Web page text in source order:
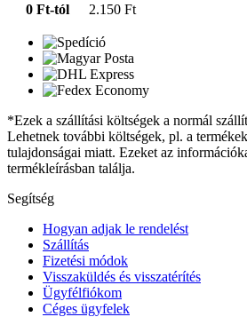
0 Ft-tól 2.150 Ft
*Ezek a szállítási költségek a normál
Lehetnek további költségek, pl. a
tulajdonságai miatt. Ezeket az
termékleírásban találja.
Segítség
Hogyan adjak le rendelést
Szállítás
Fizetési módok
Visszaküldés és visszatérítés
Ügyfélfiókom
Céges ügyfelek